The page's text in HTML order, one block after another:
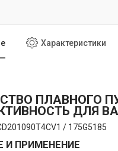
Характеристики
ПЛАВНОГО
ДЛЯ
/ 175G5185
И ПРИМЕНЕНИЕ